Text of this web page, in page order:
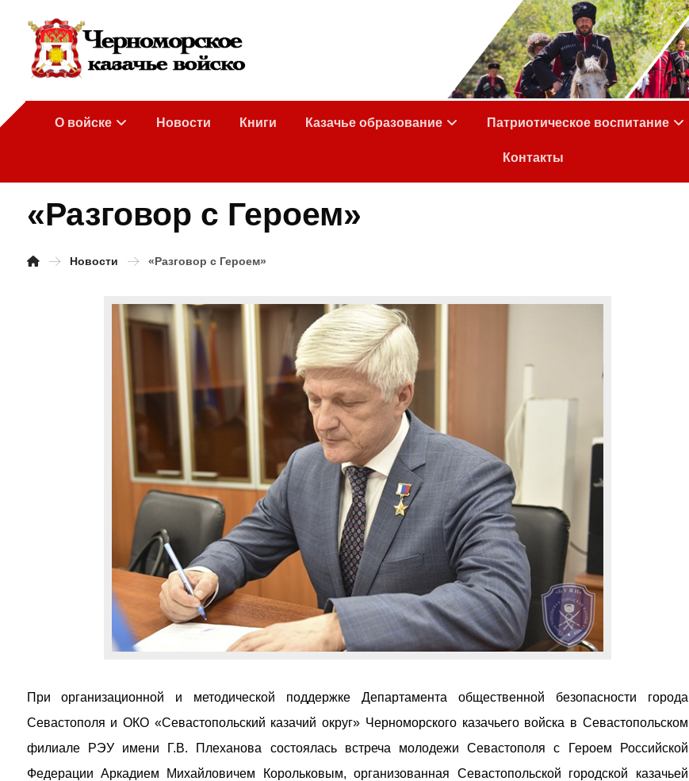
О войске Новости Книги Казачье образование Патриотическое воспитание
Контакты
«Разговор с Героем»
Новости «Разговор с Героем»
При организационной и методической поддержке Департамента общественной безопасности города
Севастополя и ОКО «Севастопольский казачий округ» Черноморского казачьего войска в Севастопольском
филиале РЭУ имени Г.В. Плеханова состоялась встреча молодежи Севастополя с Героем Российской
Федерации Аркадием Михайловичем Корольковым, организованная Севастопольской городской казачьей